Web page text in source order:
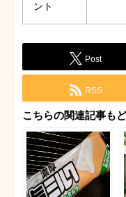
ント
Post
RSS
こちらの関連記事も